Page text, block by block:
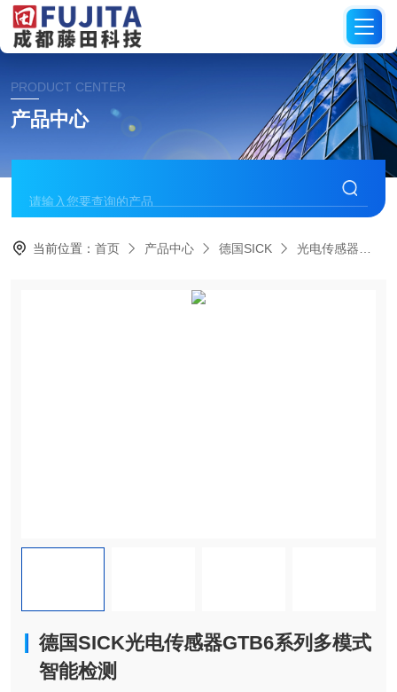
PRODUCT CENTER
产品中心
当前位置：首页 产品中心 德国SICK 光电传感器
德国SICK光电传感器GTB6系列多模式
智能检测